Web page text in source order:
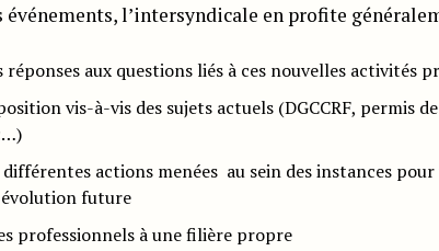
événements, l’intersyndicale en profite
aux questions liés à ces nouvelles activités
vis-à-vis des sujets actuels (DGCCRF, permis
actions menées au sein des instances
future
professionnels à une filière propre